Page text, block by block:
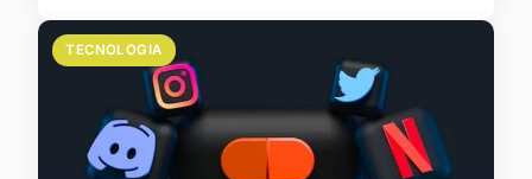
TECNOLOGIA